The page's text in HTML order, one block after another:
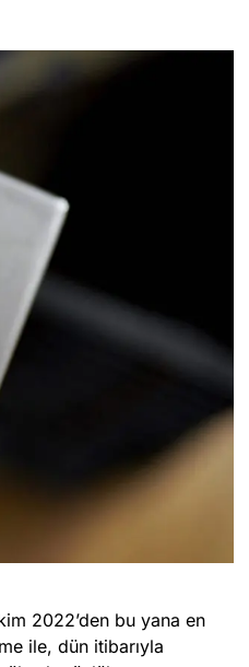
2022’den bu yana en
ile, dün itibarıyla